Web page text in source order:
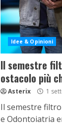
Idee & Opinioni
Il semestre
ostacolo più
Asterix 1
Il semestre filtro
e Odontoiatria